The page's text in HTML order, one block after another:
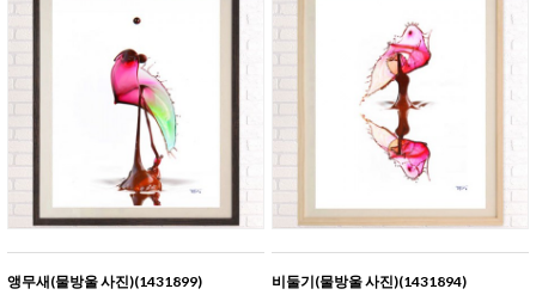
앵무새(물방울 사진)(1431899) 비둘기(물방울 사진)(1431894)